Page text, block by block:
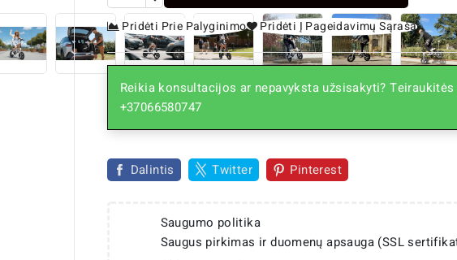
Pridėti Prie Palyginimo Pridėti Į Pageidavimų Sąrašą
Reikia konsultacijos ar nepavyksta užsisakyti?
+37066580747
Dalintis Twitter Pinterest
Saugumo politika
Saugus pirkimas ir duomenų apsauga (SSL